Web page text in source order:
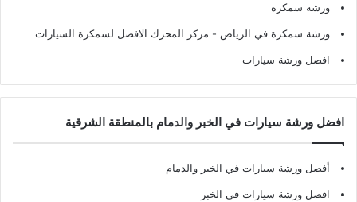
ورشة سمكرة
ورشة سمكرة في الرياض - مركز المحرك الافضل لسمكرة السيارات
افضل ورشة سيارات
افضل ورشة سيارات في الخبر والدمام بالمنطقة الشرقية
أفضل ورشة سيارات في الخبر والدمام
افضل ورشة سيارات في الخبر